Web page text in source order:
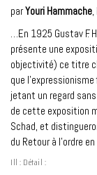
parYouri Hammache,
…En 1925 Gustav F.
présente une
objectivité) ce titre
que
jetant un regard
de cette exposition
Schad, et
du Retour à l’ordre
Ill : Détail :